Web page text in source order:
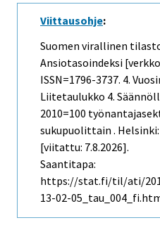
Viittausohje:
Suomen virallinen
Ansiotasoindeksi
ISSN=1796-3737. 4.
Liitetaulukko 4.
2010=100
sukupuolittain .
[viitattu: 7.8.2026].
Saantitapa:
https://stat.fi/til/ati/
13-02-